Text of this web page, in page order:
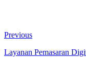
Previous
Layanan Pemasaran